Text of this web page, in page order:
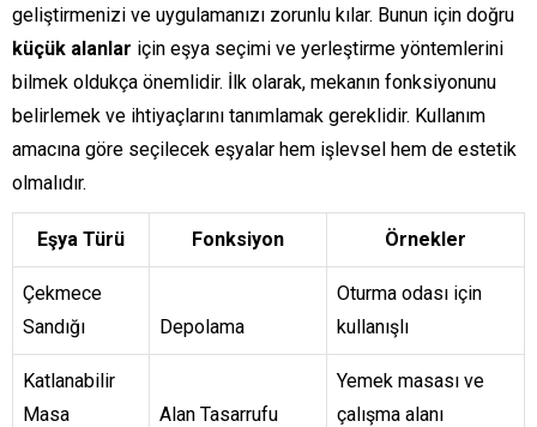
geliştirmenizi ve uygulamanızı zorunlu kılar. Bunun için doğru
küçük alanlar için eşya seçimi ve yerleştirme yöntemlerini
bilmek oldukça önemlidir. İlk olarak, mekanın fonksiyonunu
belirlemek ve ihtiyaçlarını tanımlamak gereklidir. Kullanım
amacına göre seçilecek eşyalar hem işlevsel hem de estetik
olmalıdır.
Eşya Türü Fonksiyon Örnekler
Çekmece
Sandığı
Depolama
Oturma odası için
kullanışlı
Katlanabilir
Masa
Alan Tasarrufu
Yemek masası ve
çalışma alanı